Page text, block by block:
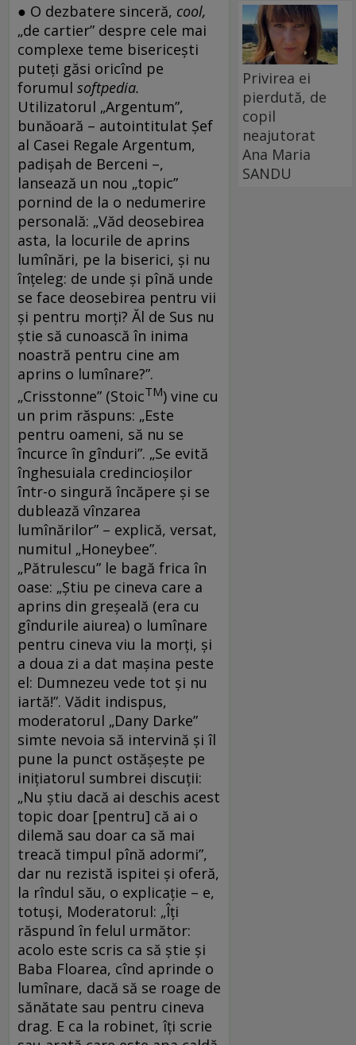
● O dezbatere sinceră, cool,
„de cartier” despre cele mai
complexe teme bisericești
puteți găsi oricînd pe
forumul softpedia.
Utilizatorul „Argentum”,
bunăoară – autointitulat Șef
al Casei Regale Argentum,
padișah de Berceni –,
lansează un nou „topic”
pornind de la o nedumerire
personală: „Văd deosebirea
asta, la locurile de aprins
lumînări, pe la biserici, și nu
înțeleg: de unde și pînă unde
se face deosebirea pentru vii
și pentru morți? Ăl de Sus nu
știe să cunoască în inima
noastră pentru cine am
aprins o lumînare?”.
„Crisstonne” (StoicTM) vine cu
un prim răspuns: „Este
pentru oameni, să nu se
încurce în gînduri”. „Se evită
înghesuiala credincioșilor
într-o singură încăpere și se
dublează vînzarea
lumînărilor” – explică, versat,
numitul „Honeybee”.
„Pătrulescu” le bagă frica în
oase: „Știu pe cineva care a
aprins din greșeală (era cu
gîndurile aiurea) o lumînare
pentru cineva viu la morți, și
a doua zi a dat mașina peste
el: Dumnezeu vede tot și nu
iartă!”. Vădit indispus,
moderatorul „Dany Darke”
simte nevoia să intervină și îl
pune la punct ostășește pe
inițiatorul sumbrei discuții:
„Nu știu dacă ai deschis acest
topic doar [pentru] că ai o
dilemă sau doar ca să mai
treacă timpul pînă adormi”,
dar nu rezistă ispitei și oferă,
la rîndul său, o explicație – e,
totuși, Moderatorul: „Îți
răspund în felul următor:
acolo este scris ca să știe și
Baba Floarea, cînd aprinde o
lumînare, dacă să se roage de
sănătate sau pentru cineva
drag. E ca la robinet, îți scrie
Privirea ei
pierdută, de
copil
neajutorat
Ana Maria
SANDU